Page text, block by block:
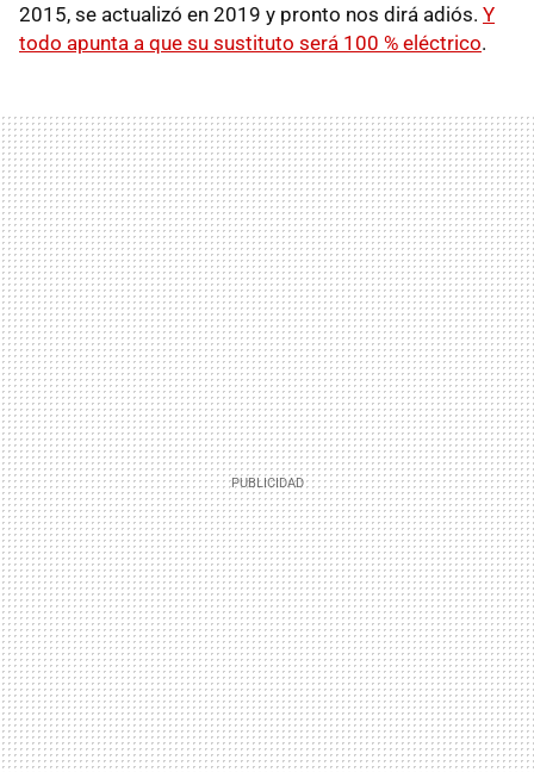
2015, se actualizó en 2019 y pronto nos dirá adiós. Y
todo apunta a que su sustituto será 100 % eléctrico.